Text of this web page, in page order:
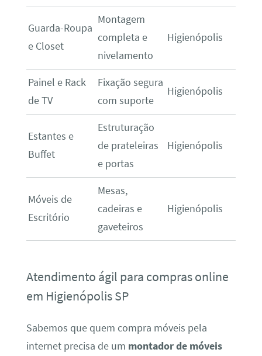
Guarda-Roupa
e Closet
Montagem
completa e
nivelamento
Higienópolis
Painel e Rack
de TV
Fixação segura
com suporte
Higienópolis
Estantes e
Buffet
Estruturação
de prateleiras
e portas
Higienópolis
Móveis de
Escritório
Mesas,
cadeiras e
gaveteiros
Higienópolis
Atendimento ágil para compras online
em Higienópolis SP
Sabemos que quem compra móveis pela
internet precisa de um montador de móveis